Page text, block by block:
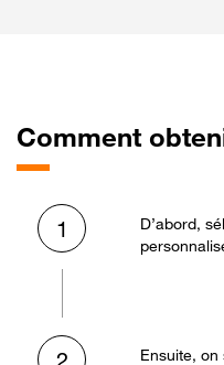
Comment
1
D’abord,
Ensuite, on